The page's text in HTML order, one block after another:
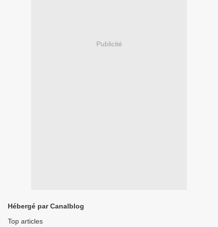
Publicité
Hébergé par Canalblog
Top articles